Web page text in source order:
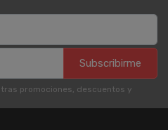
Subscribirme
promociones, descuentos y